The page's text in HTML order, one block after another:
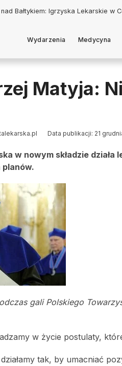
Politycy w pogoni za
Wydarzenia Medycyna
Matyja:
Data publikacji: 21
w nowym składzie
planów.
gali Polskiego
w życie postulaty,
tak, by umacniać